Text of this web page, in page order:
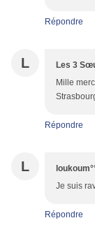
Répondre
L Les 3
Mille
Répondre
L
Je suis
Répondre